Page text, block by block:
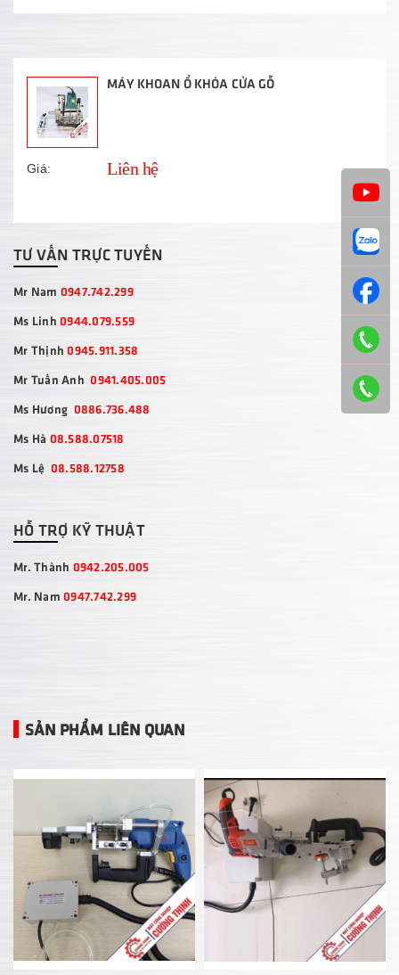
MÁY KHOAN Ổ KHÓA CỬA GỖ
Giá: Liên hệ
TƯ VẤN TRỰC TUYẾN
Mr Nam 0947.742.299
Ms Linh 0944.079.559
Mr Thịnh0945.911.358
Mr Tuấn Anh0941.405.005
Ms Hương 0886.736.488
Ms Hà 08.588.07518
Ms Lệ 08.588.12758
HỖ TRỢ KỸ THUẬT
Mr. Thành 0942.205.005
Mr. Nam 0947.742.299
SẢN PHẨM LIÊN QUAN